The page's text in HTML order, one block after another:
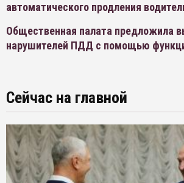
автоматического продления
Общественная палата предложила
нарушителей ПДД с помощью
Сейчас на главной